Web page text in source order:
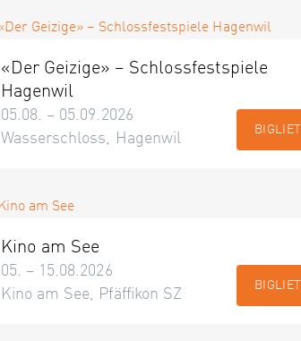
«Der Geizige» – Schlossfestspiele
Hagenwil
05.08. – 05.09.2026
Wasserschloss, Hagenwil
Kino am See
05. – 15.08.2026
Kino am See, Pfäffikon SZ